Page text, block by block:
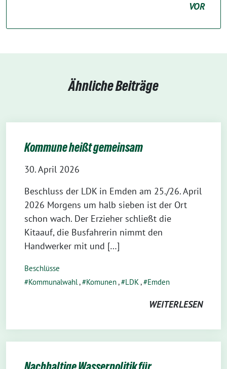
VOR
Ähnliche Beiträge
Kommune heißt gemeinsam
30. April 2026
Beschluss der LDK in Emden am 25./26. April
2026 Morgens um halb sieben ist der Ort
schon wach. Der Erzieher schließt die
Kitaauf, die Busfahrerin nimmt den
Handwerker mit und […]
Beschlüsse
Kommunalwahl, Komunen, LDK, Emden
WEITERLESEN